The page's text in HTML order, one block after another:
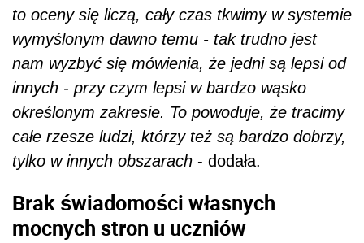
to oceny się liczą, cały czas tkwimy w systemie
wymyślonym dawno temu - tak trudno jest
nam wyzbyć się mówienia, że jedni są lepsi od
innych - przy czym lepsi w bardzo wąsko
określonym zakresie. To powoduje, że tracimy
całe rzesze ludzi, którzy też są bardzo dobrzy,
tylko w innych obszarach - dodała.
Brak świadomości własnych
mocnych stron u uczniów